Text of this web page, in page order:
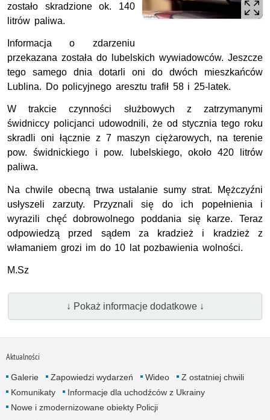
zostało skradzione ok. 140
litrów paliwa.
Informacja o zdarzeniu
przekazana została do lubelskich wywiadowców. Jeszcze
tego samego dnia dotarli oni do dwóch mieszkańców
Lublina. Do policyjnego aresztu trafił 58 i 25-latek.
W trakcie czynności służbowych z zatrzymanymi
świdniccy policjanci udowodnili, że od stycznia tego roku
skradli oni łącznie z 7 maszyn ciężarowych, na terenie
pow. świdnickiego i pow. lubelskiego, około 420 litrów
paliwa.
Na chwile obecną trwa ustalanie sumy strat. Mężczyźni
usłyszeli zarzuty. Przyznali się do ich popełnienia i
wyrazili chęć dobrowolnego poddania się karze. Teraz
odpowiedzą przed sądem za kradzież i kradzież z
włamaniem grozi im do 10 lat pozbawienia wolności.
M.Sz
↓ Pokaż informacje dodatkowe ↓
Aktualności
Galerie Zapowiedzi wydarzeń Wideo
Z ostatniej chwili
Komunikaty
Informacje dla uchodźców z Ukrainy
Nowe i zmodernizowane obiekty Policji